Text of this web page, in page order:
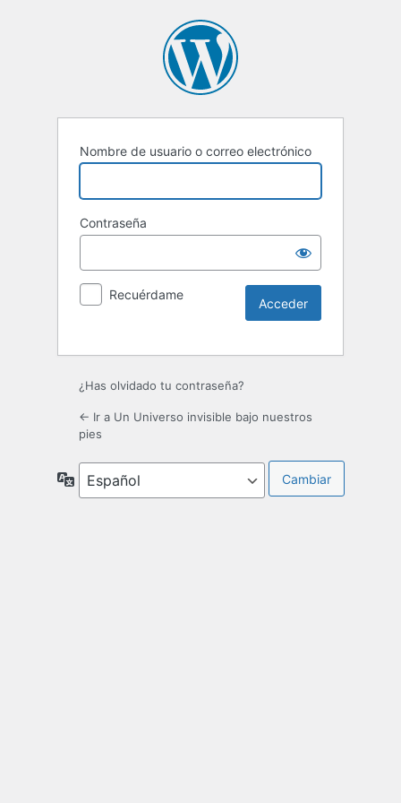
Nombre de usuario o correo electrónico
Contraseña
Recuérdame
¿Has olvidado tu contraseña?
← Ir a Un Universo invisible bajo nuestros
pies
Idioma